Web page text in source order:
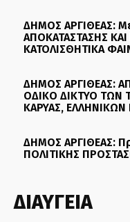
ΔΗΜΟΣ ΑΡΓΙΘΕΑΣ:
ΑΠΟΚΑΤΑΣΤΑΣΗΣ
ΚΑΤΟΛΙΣΘΗΤΙΚΑ
ΔΗΜΟΣ ΑΡΓΙΘΕΑΣ:
ΟΔΙΚΟ ΔΙΚΤΥΟ ΤΩΝ
ΚΑΡΥΑΣ, ΕΛΛΗΝΙΚΩΝ
ΔΗΜΟΣ ΑΡΓΙΘΕΑΣ:
ΠΟΛΙΤΙΚΗΣ
ΔΙΑΥΓΕΙΑ